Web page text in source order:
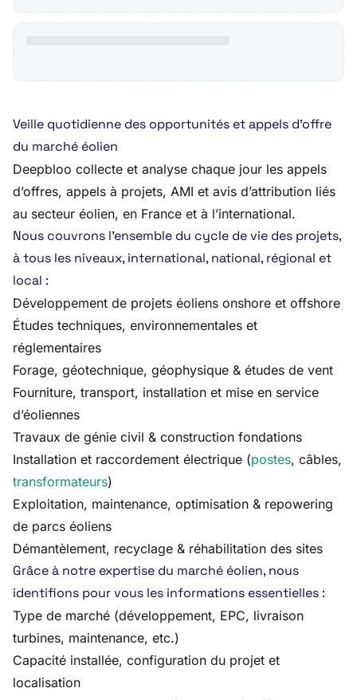
Veille quotidienne des opportunités et appels d’offre
du marché éolien
Deepbloo collecte et analyse chaque jour les appels
d’offres, appels à projets, AMI et avis d’attribution liés
au secteur éolien, en France et à l’international.
Nous couvrons l’ensemble du cycle de vie des projets,
à tous les niveaux, international, national, régional et
local :
Développement de projets éoliens onshore et offshore
Études techniques, environnementales et
réglementaires
Forage, géotechnique, géophysique & études de vent
Fourniture, transport, installation et mise en service
d’éoliennes
Travaux de génie civil & construction fondations
Installation et raccordement électrique (postes, câbles,
transformateurs)
Exploitation, maintenance, optimisation & repowering
de parcs éoliens
Démantèlement, recyclage & réhabilitation des sites
Grâce à notre expertise du marché éolien, nous
identifions pour vous les informations essentielles :
Type de marché (développement, EPC, livraison
turbines, maintenance, etc.)
Capacité installée, configuration du projet et
localisation